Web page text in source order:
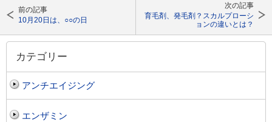
前の記事
10月20日は、○○の日
次の記事
育毛剤、発毛剤？スカルプローシ
ョンの違いとは？
カテゴリー
アンチエイジング
エンザミン